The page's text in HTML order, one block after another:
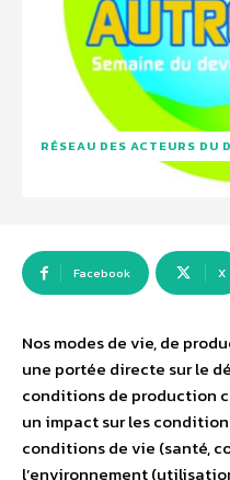
RÉSEAU DES ACTEURS DU
Facebook X
Nos modes de vie, de
une portée directe sur le
conditions de production
un impact sur les
conditions de vie (santé,
l’environnement